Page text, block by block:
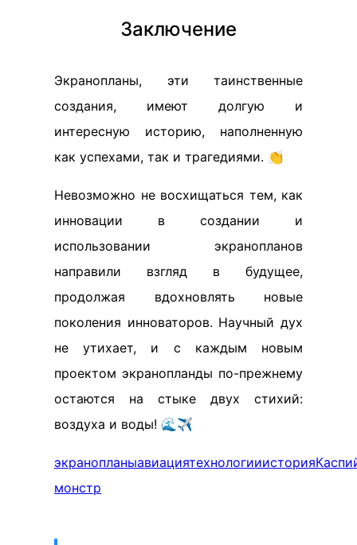
Заключение
Экранопланы, эти таинственные
создания, имеют долгую и
интересную историю, наполненную
как успехами, так и трагедиями. 👏
Невозможно не восхищаться тем, как
инновации в создании и
использовании экранопланов
направили взгляд в будущее,
продолжая вдохновлять новые
поколения инноваторов. Научный дух
не утихает, и с каждым новым
проектом экранопланды по-прежнему
остаются на стыке двух стихий:
воздуха и воды! 🌊✈️
экранопланыавиациятехнологииистория
монстр